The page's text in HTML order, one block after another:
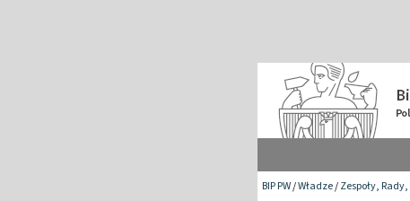
BIP PW/Władze/Zespoły,